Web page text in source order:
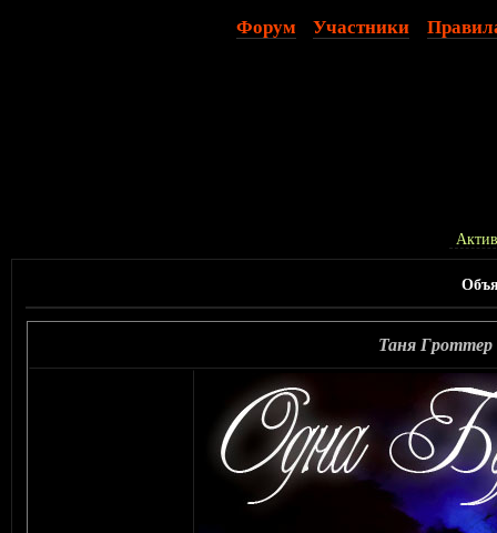
Форум Участники
Таня Гроттер